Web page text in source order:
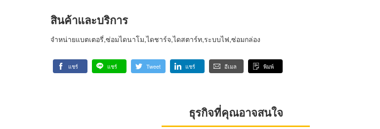
สินค้าและบริการ
จำหน่ายแบตเตอรี่,ซ่อมไดนาโม,ไดชาร์จ,ไดสตาร์ท,ระบบไฟ,ซ่อมกล่อง
แชร์ แชร์ Tweet แชร์ อีเมล พิมพ์
ธุรกิจที่คุณอาจสนใจ